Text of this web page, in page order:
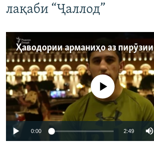
лақаби “Ҷаллод”
Феълан кор намекунад
0:00 2:49